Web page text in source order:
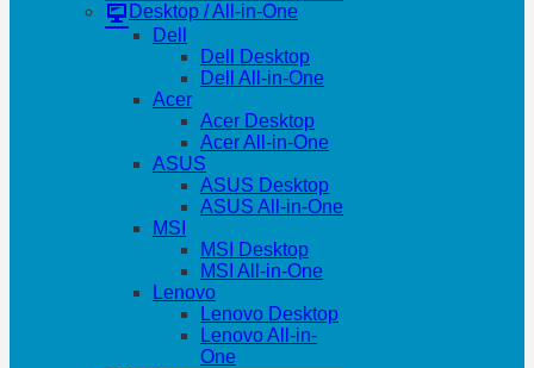
Desktop / All-in-One
Dell
Dell Desktop
Dell All-in-One
Acer
Acer Desktop
Acer All-in-One
ASUS
ASUS Desktop
ASUS All-in-One
MSI
MSI Desktop
MSI All-in-One
Lenovo
Lenovo Desktop
Lenovo All-in-
One